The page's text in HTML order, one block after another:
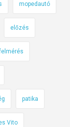
mopedautó
előzés
patika
Vito